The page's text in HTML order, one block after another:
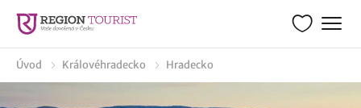
Úvod Královéhradecko Hradecko